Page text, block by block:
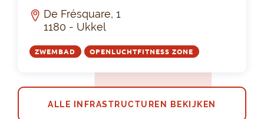
De Frésquare, 1
1180 - Ukkel
ZWEMBAD OPENLUCHTFITNESS ZONE
ALLE INFRASTRUCTUREN BEKIJKEN